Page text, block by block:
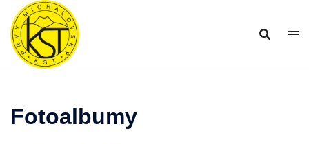
Preskočiť
obsah
Fotoalbumy